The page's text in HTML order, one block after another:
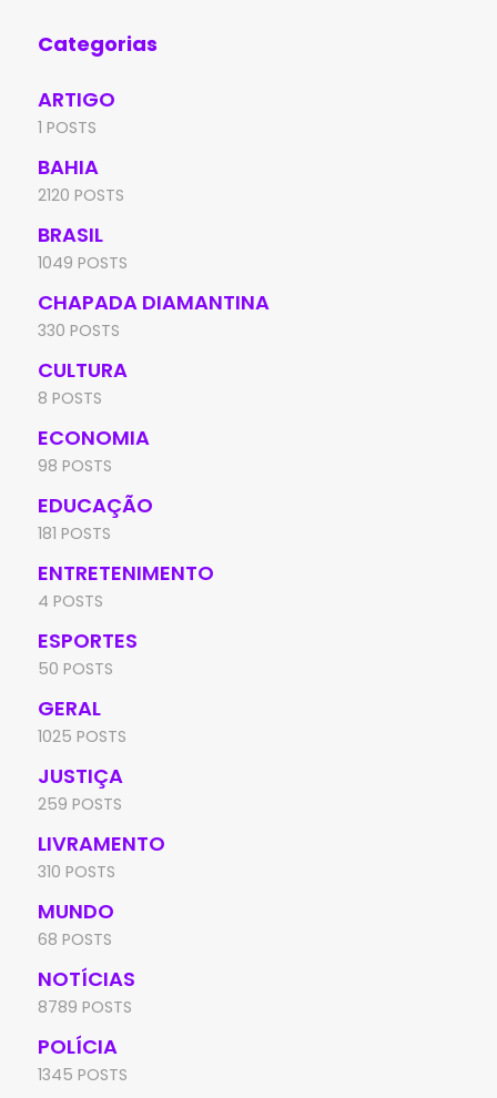
Categorias
ARTIGO
1 POSTS
BAHIA
2120 POSTS
BRASIL
1049 POSTS
CHAPADA DIAMANTINA
330 POSTS
CULTURA
8 POSTS
ECONOMIA
98 POSTS
EDUCAÇÃO
181 POSTS
ENTRETENIMENTO
4 POSTS
ESPORTES
50 POSTS
GERAL
1025 POSTS
JUSTIÇA
259 POSTS
LIVRAMENTO
310 POSTS
MUNDO
68 POSTS
NOTÍCIAS
8789 POSTS
POLÍCIA
1345 POSTS